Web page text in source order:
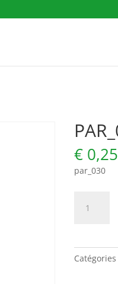
€ 0,25
par_030
Catégories